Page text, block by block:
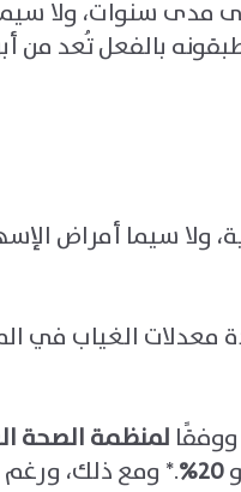
بالفعل تُعد من
ولا سيما أمراض
معدلات الغياب في
لمنظمة الصحة
20%
.* ومع ذلك،